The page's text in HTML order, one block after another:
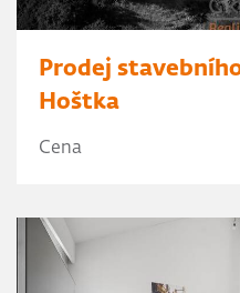
Prodej
Hoštka
Cena